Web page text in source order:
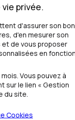
privée.
d'assurer son bon
d'en mesurer son
de vous proposer
en
Vous pouvez à
sur le lien « Gestion
du site.
Cookies